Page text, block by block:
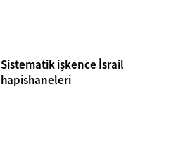
Sistematik işkence İsrail
hapishaneleri